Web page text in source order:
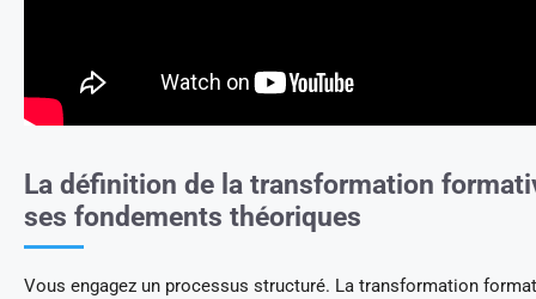
La définition de la transformation
ses fondements théoriques
Vous engagez un processus structuré. La transformation